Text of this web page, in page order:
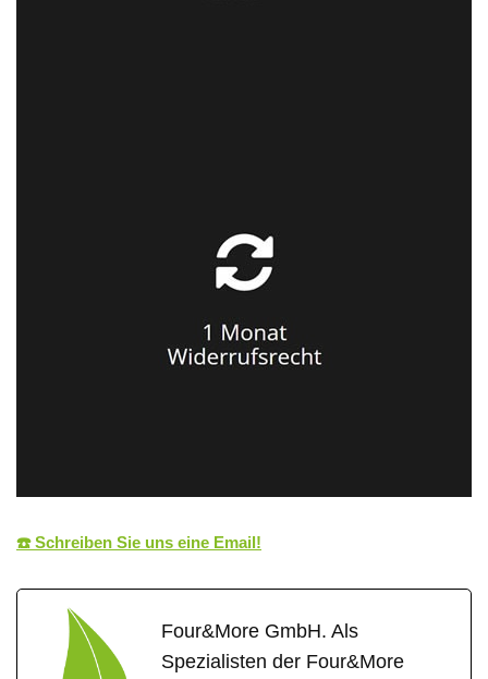
☎️ Schreiben Sie uns eine Email!
Four&More GmbH. Als
Spezialisten der Four&More